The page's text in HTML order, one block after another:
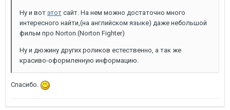
Ну и вот этот сайт. На нем можно достаточно много
интересного найти,(на английском языке) даже небольшой
фильм про Norton.(Norton Fighter)
Ну и дюжину других роликов естественно, а так же
красиво-оформленную информацию.
Спасибо.